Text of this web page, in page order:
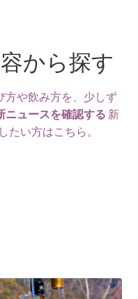
から探す
方や飲み方を、少しず
ニュースを確認する 新
たい方はこちら。